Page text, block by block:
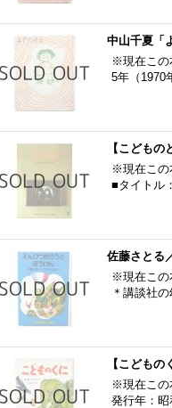
中山千夏「
※現在この
5年（1970
【こども
※現在この
■タイトル
佐藤さとる
※現在この
＊講談社
【こども
※現在この
発行年：